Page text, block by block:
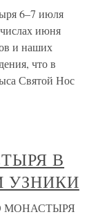
6–7 июля
июня
и наших
что в
Святой Нос
В
УЗНИКИ
МОНАСТЫРЯ